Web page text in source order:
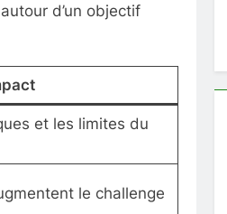
d’un objectif
et les limites du
le challenge